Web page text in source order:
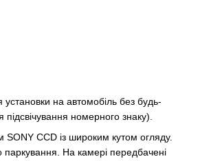
на автомобіль без будь-
номерного знаку).
CCD із широким кутом огляду.
На камері передбачені